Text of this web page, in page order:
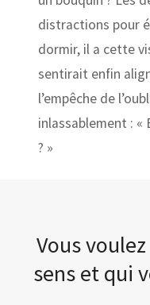
distractions pour
dormir, il a cette
sentirait enfin
l’empêche de
inlassablement : «
? »
Vous
sens et qui